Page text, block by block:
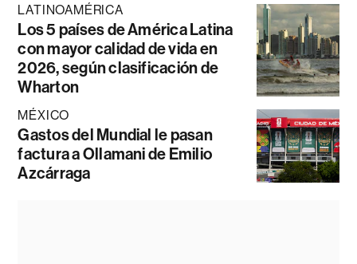
LATINOAMÉRICA
Los 5 países de América Latina
con mayor calidad de vida en
2026, según clasificación de
Wharton
MÉXICO
Gastos del Mundial le pasan
factura a Ollamani de Emilio
Azcárraga